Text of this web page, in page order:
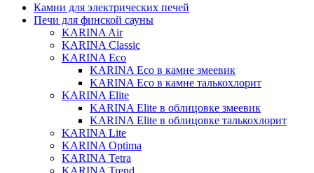
Камни для электрических печей
Печи для финской сауны
KARINA Air
KARINA Classic
KARINA Eco
KARINA Eco в камне змеевик
KARINA Eco в камне талькохлорит
KARINA Elite
KARINA Elite в облицовке змеевик
KARINA Elite в облицовке талькохлорит
KARINA Lite
KARINA Optima
KARINA Tetra
KARINA Trend